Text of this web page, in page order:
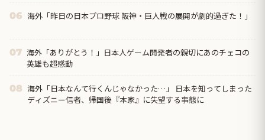
06 海外「昨日の日本プロ野球 阪神・巨人戦の展開が劇的過ぎた！」
07 海外「ありがとう！」日本人ゲーム開発者の親切にあのチェコの
英雄も超感動
08 海外「日本なんて行くんじゃなかった…」 日本を知ってしまった
ディズニー信者、帰国後『本家』に失望する事態に